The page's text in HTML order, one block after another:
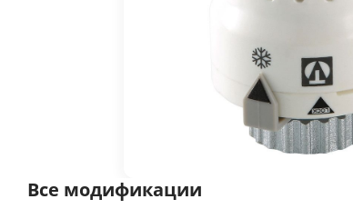
Все модификации